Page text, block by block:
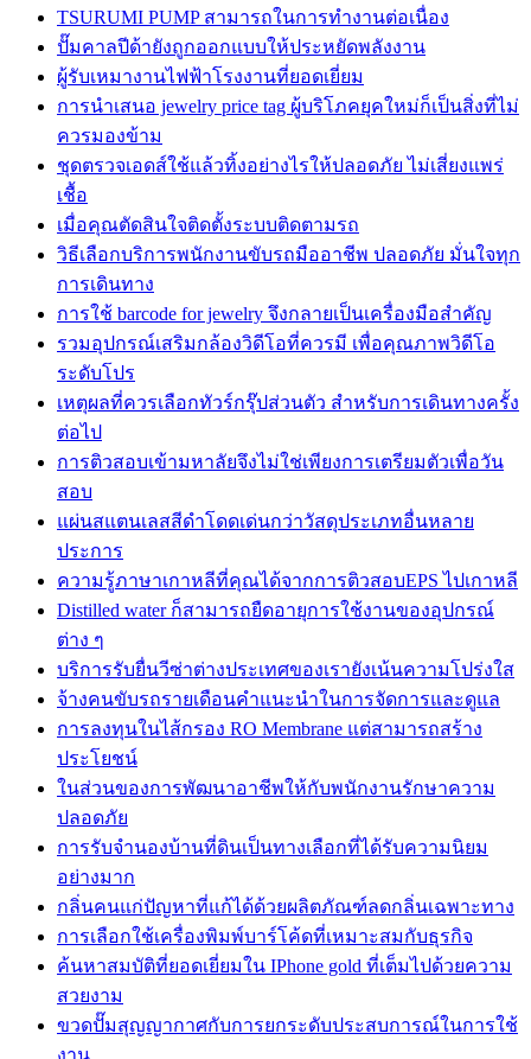
TSURUMI PUMP สามารถในการทำงานต่อเนื่อง
ปั๊มคาลปีด้ายังถูกออกแบบให้ประหยัดพลังงาน
ผู้รับเหมางานไฟฟ้าโรงงานที่ยอดเยี่ยม
การนำเสนอ jewelry price tag ผู้บริโภคยุคใหม่ก็เป็นสิ่งที่ไม่
ควรมองข้าม
ชุดตรวจเอดส์ใช้แล้วทิ้งอย่างไรให้ปลอดภัย ไม่เสี่ยงแพร่
เชื้อ
เมื่อคุณตัดสินใจติดตั้งระบบติดตามรถ
วิธีเลือกบริการพนักงานขับรถมืออาชีพ ปลอดภัย มั่นใจทุก
การเดินทาง
การใช้ barcode for jewelry จึงกลายเป็นเครื่องมือสำคัญ
รวมอุปกรณ์เสริมกล้องวิดีโอที่ควรมี เพื่อคุณภาพวิดีโอ
ระดับโปร
เหตุผลที่ควรเลือกทัวร์กรุ๊ปส่วนตัว สำหรับการเดินทางครั้ง
ต่อไป
การติวสอบเข้ามหาลัยจึงไม่ใช่เพียงการเตรียมตัวเพื่อวัน
สอบ
แผ่นสแตนเลสสีดำโดดเด่นกว่าวัสดุประเภทอื่นหลาย
ประการ
ความรู้ภาษาเกาหลีที่คุณได้จากการติวสอบEPS ไปเกาหลี
Distilled water ก็สามารถยืดอายุการใช้งานของอุปกรณ์
ต่าง ๆ
บริการรับยื่นวีซ่าต่างประเทศของเรายังเน้นความโปร่งใส
จ้างคนขับรถรายเดือนคำแนะนำในการจัดการและดูแล
การลงทุนในไส้กรอง RO Membrane แต่สามารถสร้าง
ประโยชน์
ในส่วนของการพัฒนาอาชีพให้กับพนักงานรักษาความ
ปลอดภัย
การรับจำนองบ้านที่ดินเป็นทางเลือกที่ได้รับความนิยม
อย่างมาก
กลิ่นคนแก่ปัญหาที่แก้ได้ด้วยผลิตภัณฑ์ลดกลิ่นเฉพาะทาง
การเลือกใช้เครื่องพิมพ์บาร์โค้ดที่เหมาะสมกับธุรกิจ
ค้นหาสมบัติที่ยอดเยี่ยมใน IPhone gold ที่เต็มไปด้วยความ
สวยงาม
ขวดปั๊มสุญญากาศกับการยกระดับประสบการณ์ในการใช้